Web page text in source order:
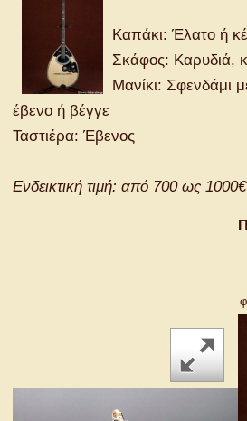
Καπάκι: Έλατο ή
Σκάφος: Καρυδιά,
Μανίκι: Σφενδάμι
έβενο ή βέγγε
Ταστιέρα: Έβενος
Ενδεικτική τιμή: από 700 ως 1000€